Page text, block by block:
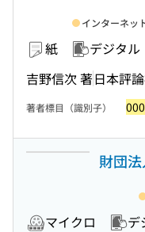
紙 デジタル
吉野信次 著日本評
インターネッ
著者標目（識別子）
財団
マイクロ デ